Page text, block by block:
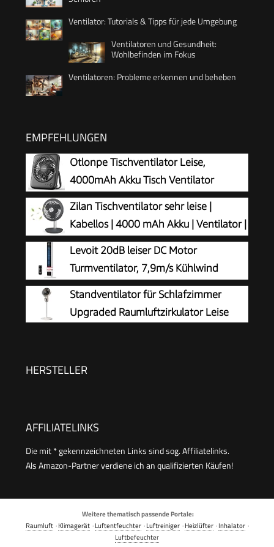
Ventilator: Tutorials & Tipps für jede Umgebung
Ventilatoren und Gesundheit:
Wohlbefinden im Fokus
Ventilatoren: Probleme erkennen und beheben
EMPFEHLUNGEN
Otlonpe Tischventilator Leise,
4000mAh Akku Tisch Ventilator
Tragbar, 4-Speed Tischventilatoren
Klein, 180° Klappbarer USB Ventilator für Büro,
Schlafzimmer, Reisen
Zilan Tischventilator sehr leise |
Kabellos | 4000 mAh Akku | Ventilator |
90° neigbar | Schreibtischventilator |
Windmaschine | Luftkühler | Energiesparend | 4
Stufen | 15 h kabelloser Betrieb
Levoit 20dB leiser DC Motor
Turmventilator, 7,9m/s Kühlwind
Standventilator
Standventilator für Schlafzimmer
Upgraded Raumluftzirkulator Leise
HERSTELLER
AFFILIATELINKS
Die mit * gekennzeichneten Links sind sog. Affiliatelinks.
Als Amazon-Partner verdiene ich an qualifizierten Käufen!
Weitere thematisch passende Portale:
Raumluft·Klimagerät·Luftentfeuchter·Luftreiniger·Heizlüfter·Inhalator·
Luftbefeuchter